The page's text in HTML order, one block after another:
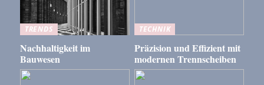
TRENDS
Nachhaltigkeit im
Bauwesen
TECHNIK
Präzision und Effizient mit
modernen Trennscheiben